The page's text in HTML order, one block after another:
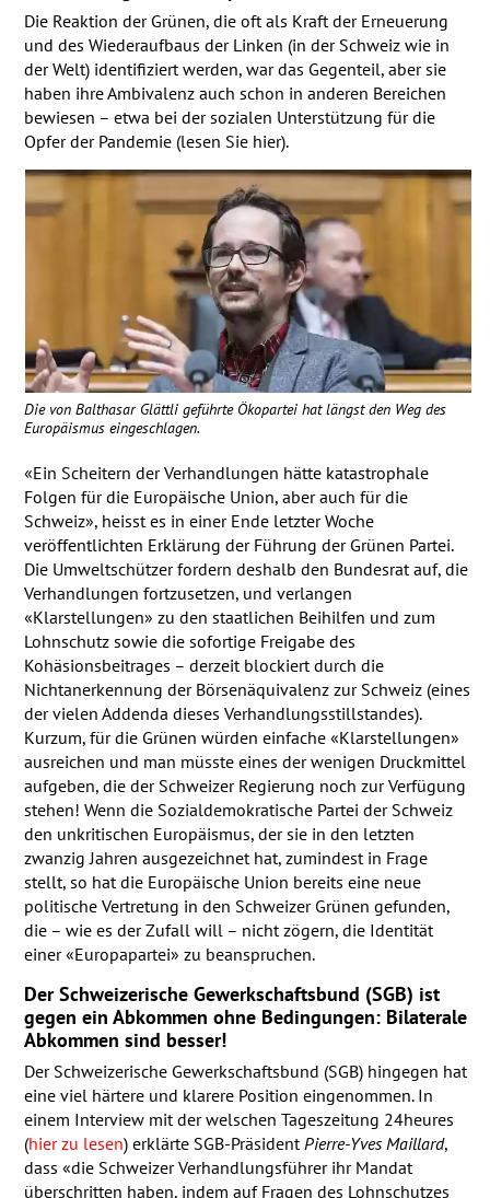
Die Reaktion der Grünen, die oft als Kraft der Erneuerung
und des Wiederaufbaus der Linken (in der Schweiz wie in
der Welt) identifiziert werden, war das Gegenteil, aber sie
haben ihre Ambivalenz auch schon in anderen Bereichen
bewiesen – etwa bei der sozialen Unterstützung für die
Opfer der Pandemie (lesen Sie hier).
Die von Balthasar Glättli geführte Ökopartei hat längst den Weg des
Europäismus eingeschlagen.
«Ein Scheitern der Verhandlungen hätte katastrophale
Folgen für die Europäische Union, aber auch für die
Schweiz», heisst es in einer Ende letzter Woche
veröffentlichten Erklärung der Führung der Grünen Partei.
Die Umweltschützer fordern deshalb den Bundesrat auf, die
Verhandlungen fortzusetzen, und verlangen
«Klarstellungen» zu den staatlichen Beihilfen und zum
Lohnschutz sowie die sofortige Freigabe des
Kohäsionsbeitrages – derzeit blockiert durch die
Nichtanerkennung der Börsenäquivalenz zur Schweiz (eines
der vielen Addenda dieses Verhandlungsstillstandes).
Kurzum, für die Grünen würden einfache «Klarstellungen»
ausreichen und man müsste eines der wenigen Druckmittel
aufgeben, die der Schweizer Regierung noch zur Verfügung
stehen! Wenn die Sozialdemokratische Partei der Schweiz
den unkritischen Europäismus, der sie in den letzten
zwanzig Jahren ausgezeichnet hat, zumindest in Frage
stellt, so hat die Europäische Union bereits eine neue
politische Vertretung in den Schweizer Grünen gefunden,
die – wie es der Zufall will – nicht zögern, die Identität
einer «Europapartei» zu beanspruchen.
Der Schweizerische Gewerkschaftsbund (SGB) ist
gegen ein Abkommen ohne Bedingungen: Bilaterale
Abkommen sind besser!
Der Schweizerische Gewerkschaftsbund (SGB) hingegen hat
eine viel härtere und klarere Position eingenommen. In
einem Interview mit der welschen Tageszeitung 24heures
(hier zu lesen) erklärte SGB-Präsident Pierre-Yves Maillard,
dass «die Schweizer Verhandlungsführer ihr Mandat
überschritten haben, indem auf Fragen des Lohnschutzes